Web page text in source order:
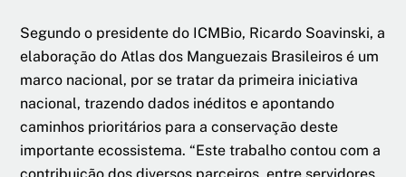
Segundo o presidente do ICMBio, Ricardo Soavinski, a
elaboração do Atlas dos Manguezais Brasileiros é um
marco nacional, por se tratar da primeira iniciativa
nacional, trazendo dados inéditos e apontando
caminhos prioritários para a conservação deste
importante ecossistema. “Este trabalho contou com a
contribuição dos diversos parceiros, entre servidores,